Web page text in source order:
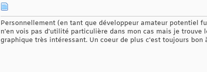
Personnellement (en tant que développeur amateur potentiel
n'en vois pas d'utilité particulière dans mon cas mais je
graphique très intéressant. Un coeur de plus c'est toujours bon